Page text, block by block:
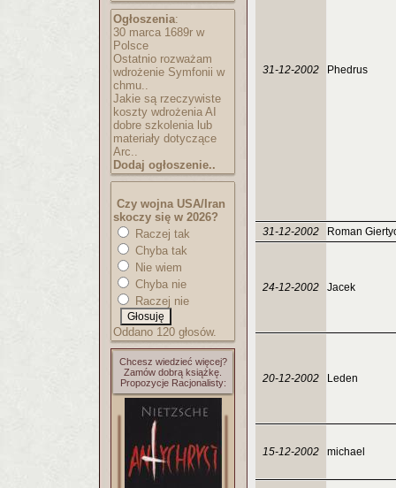
Ogłoszenia:
30 marca 1689r w
Polsce
Ostatnio rozważam
wdrożenie Symfonii w
chmu..
Jakie są rzeczywiste
koszty wdrożenia AI
dobre szkolenia lub
materiały dotyczące
Arc..
Dodaj ogłoszenie..
Czy wojna USA/Iran
skoczy się w 2026?
Raczej tak
Chyba tak
Nie wiem
Chyba nie
Raczej nie
Oddano 120 głosów.
Chcesz wiedzieć więcej?
Zamów dobrą książkę.
Propozycje Racjonalisty:
31-12-2002 Phedrus
31-12-2002 Roman
24-12-2002 Jacek
20-12-2002 Leden
15-12-2002 michael